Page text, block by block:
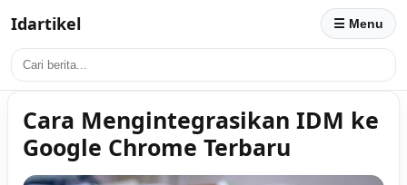
Idartikel ☰ Menu
Cara Mengintegrasikan IDM ke
Google Chrome Terbaru